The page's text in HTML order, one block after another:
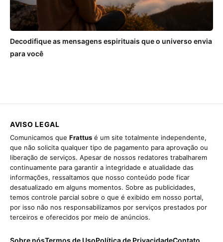
Decodifique as mensagens espirituais que o universo envia
para você
AVISO LEGAL
Comunicamos que Frattus é um site totalmente independente,
que não solicita qualquer tipo de pagamento para aprovação ou
liberação de serviços. Apesar de nossos redatores trabalharem
continuamente para garantir a integridade e atualidade das
informações, ressaltamos que nosso conteúdo pode ficar
desatualizado em alguns momentos. Sobre as publicidades,
temos controle parcial sobre o que é exibido em nosso portal,
por isso não nos responsabilizamos por serviços prestados por
terceiros e oferecidos por meio de anúncios.